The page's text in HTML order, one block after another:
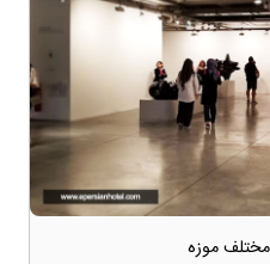
موزه